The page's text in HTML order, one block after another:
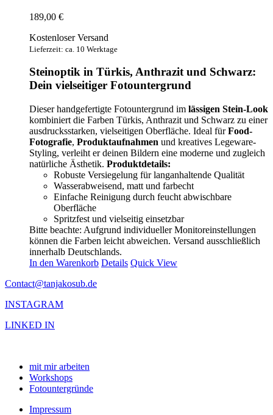
189,00 €
Kostenloser Versand
Lieferzeit: ca. 10 Werktage
Steinoptik in Türkis, Anthrazit und Schwarz:
Dein vielseitiger Fotountergrund
Dieser handgefertigte Fotountergrund im lässigen Stein-Look
kombiniert die Farben Türkis, Anthrazit und Schwarz zu einer
ausdrucksstarken, vielseitigen Oberfläche. Ideal fürFood-
Fotografie, Produktaufnahmen und kreatives Legeware-
Styling, verleiht er deinen Bildern eine moderne und zugleich
natürliche Ästhetik. Produktdetails:
Robuste Versiegelung für langanhaltende Qualität
Wasserabweisend, matt und farbecht
Einfache Reinigung durch feucht abwischbare
Oberfläche
Spritzfest und vielseitig einsetzbar
Bitte beachte: Aufgrund individueller Monitoreinstellungen
können die Farben leicht abweichen. Versand ausschließlich
innerhalb Deutschlands.
In den Warenkorb Details Quick View
Contact@tanjakosub.de
INSTAGRAM
LINKED IN
mit mir arbeiten
Workshops
Fotountergründe
Impressum